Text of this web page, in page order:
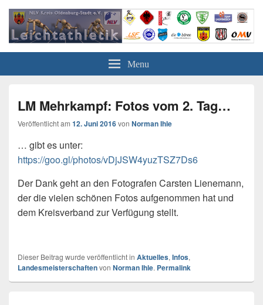
Leichtathletik in Oldenburg
NLV-Kreis Oldenburg-Stadt e.V.
Menu
LM Mehrkampf: Fotos vom 2. Tag…
Veröffentlicht am 12. Juni 2016von Norman Ihle
… gibt es unter:
https://goo.gl/photos/vDjJSW4yuzTSZ7Ds6
Der Dank geht an den Fotografen Carsten Lienemann,
der die vielen schönen Fotos aufgenommen hat und
dem Kreisverband zur Verfügung stellt.
Dieser Beitrag wurde veröffentlicht in Aktuelles, Infos,
Landesmeisterschaftenvon Norman Ihle. Permalink